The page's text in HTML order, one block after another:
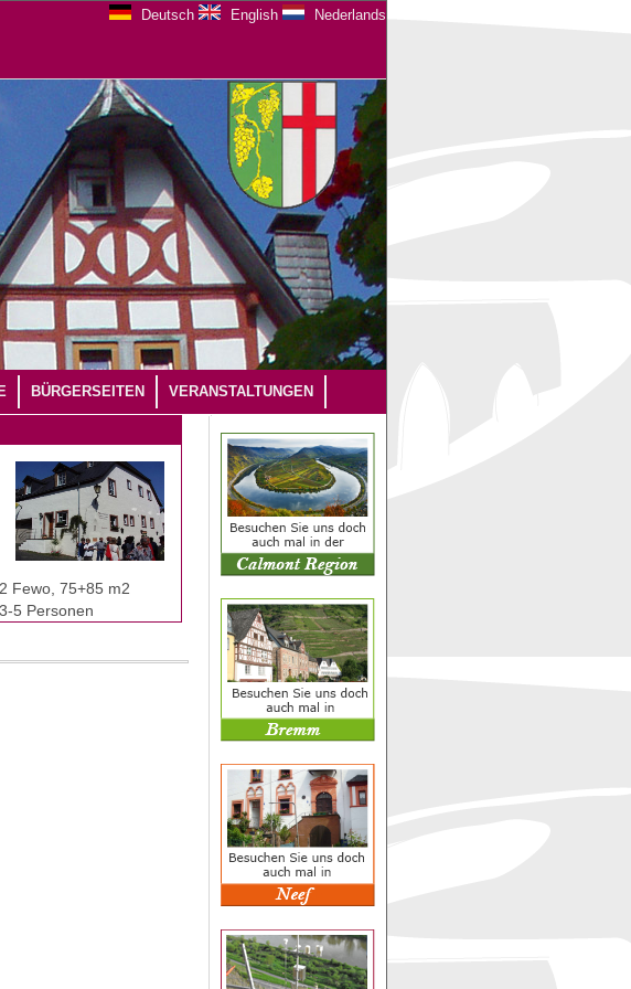
Deutsch English Nederlands
BÜRGERSEITEN VERANSTALTUNGEN
2 Fewo, 75+85 m2
3-5 Personen